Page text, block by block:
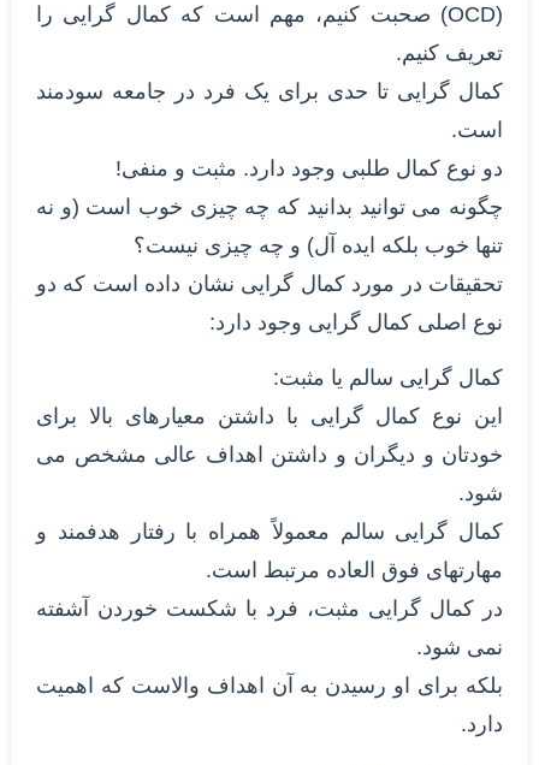
(OCD) صحبت کنیم، مهم است که کمال گرایی را
تعریف کنیم.
کمال گرایی تا حدی برای یک فرد در جامعه سودمند
است.
دو نوع کمال طلبی وجود دارد. مثبت و منفی!
چگونه می توانید بدانید که چه چیزی خوب است (و نه
تنها خوب بلکه ایده آل) و چه چیزی نیست؟
تحقیقات در مورد کمال گرایی نشان داده است که دو
نوع اصلی کمال گرایی وجود دارد:
کمال گرایی سالم یا مثبت:
این نوع کمال گرایی با داشتن معیارهای بالا برای
خودتان و دیگران و داشتن اهداف عالی مشخص می
شود.
کمال گرایی سالم معمولاً همراه با رفتار هدفمند و
مهارتهای فوق العاده مرتبط است.
در کمال گرایی مثبت، فرد با شکست خوردن آشفته
نمی شود.
بلکه برای او رسیدن به آن اهداف والاست که اهمیت
دارد.